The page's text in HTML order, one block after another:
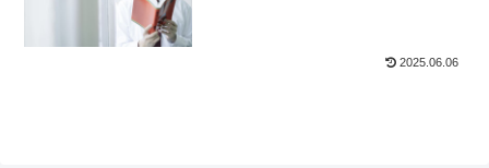
2025.06.06